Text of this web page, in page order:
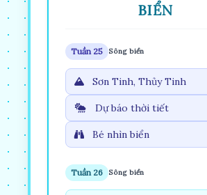
BIỂN
Tuần 25 Sông biển
Sơn Tinh, Thủy Tinh
Dự báo thời tiết
Bé nhìn biển
Tuần 26 Sông biển